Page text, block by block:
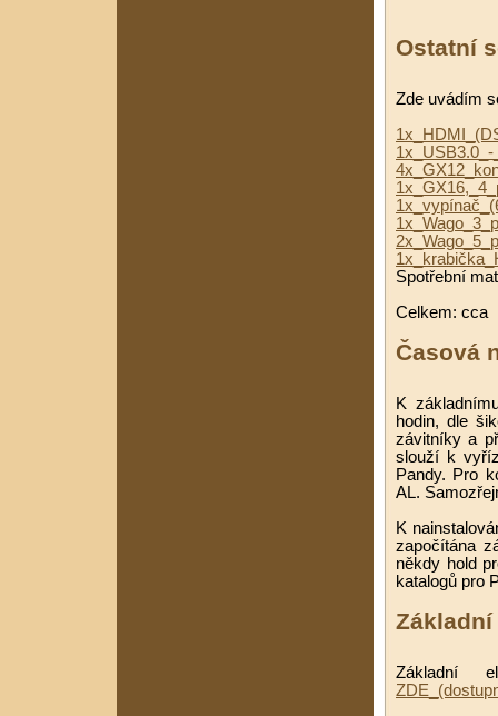
Ostatní
Zde uvádím
Spotřební
Celkem: cca
Časová
K
hodin, dle
závitníky a
slouží k
Pandy. Pro
AL.
K
započítána
někdy hold
katalogů pro
Základní